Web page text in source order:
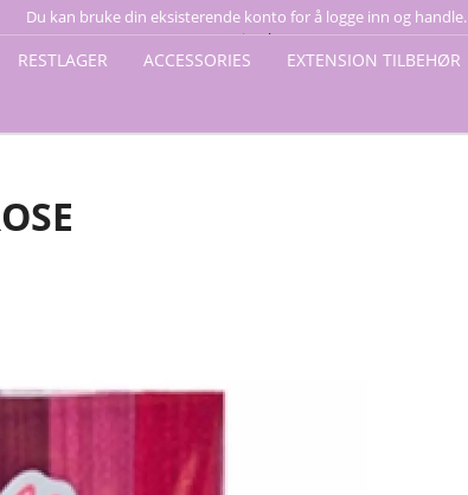
Du kan bruke din eksisterende konto for å logge inn og handle.
inn her
RESTLAGER ACCESSORIES EXTENSION TILBEHØR